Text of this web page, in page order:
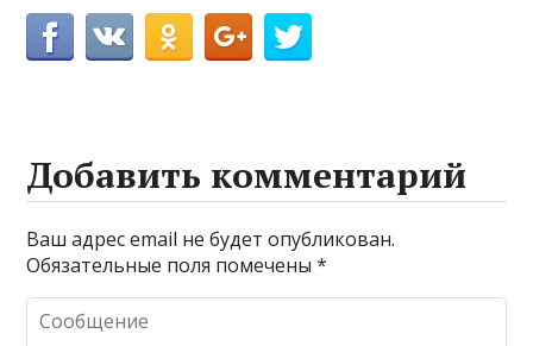
Добавить комментарий
Ваш адрес email не будет опубликован.
Обязательные поля помечены*